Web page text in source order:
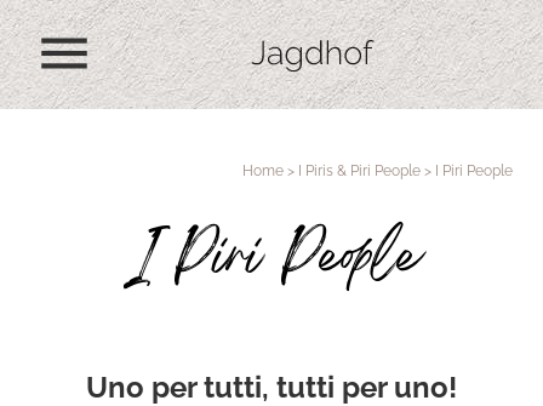
menu
Home > I Piris & Piri People > I Piri People
I Piri People
Uno per tutti, tutti per uno!